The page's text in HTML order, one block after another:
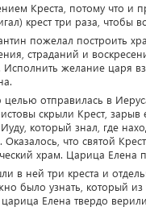
Креста, потому что
крест три раза, чтобы
пожелал построить
страданий и
желание царя
целью отправилась в
скрыли Крест,
который знал, где
Оказалось, что святой
храм. Царица Елена
в ней три креста и
было узнать, который из
Елена твердо